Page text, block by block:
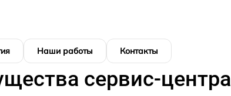
Наши работы Контакты
сервис-центра